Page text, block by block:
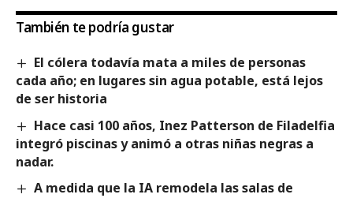
También te podría gustar
El cólera todavía mata a miles de personas
cada año; en lugares sin agua potable, está lejos
de ser historia
Hace casi 100 años, Inez Patterson de Filadelfia
integró piscinas y animó a otras niñas negras a
nadar.
A medida que la IA remodela las salas de